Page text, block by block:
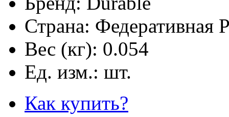
Страна: Федеративная
Вес (кг): 0.054
Ед. изм.: шт.
Как купить?